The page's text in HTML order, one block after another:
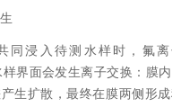
同浸入待测水样时，氟
样界面会发生离子交换：膜
生扩散，最终在膜两侧形